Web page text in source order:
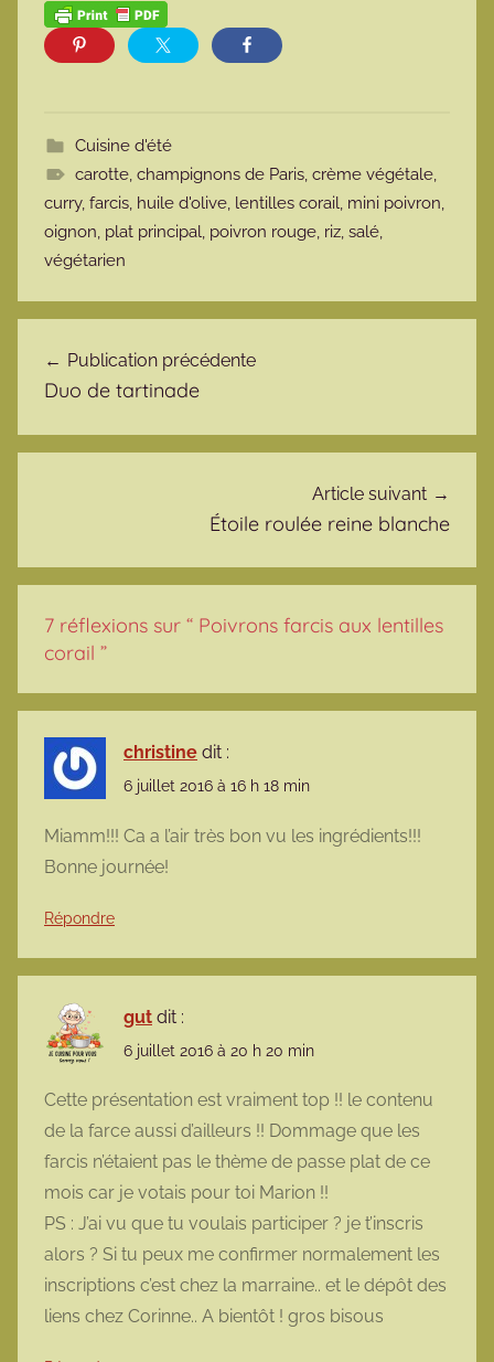
Cuisine d'été
carotte, champignons de Paris, crème végétale,
curry, farcis, huile d'olive, lentilles corail, mini poivron,
oignon, plat principal, poivron rouge, riz, salé,
végétarien
Publication précédente
Duo de tartinade
Article suivant
Étoile roulée reine blanche
7 réflexions sur “ Poivrons farcis aux lentilles
corail ”
christine dit :
6 juillet 2016 à 16 h 18 min
Miamm!!! Ca a l’air très bon vu les ingrédients!!!
Bonne journée!
Répondre
gut dit :
6 juillet 2016 à 20 h 20 min
Cette présentation est vraiment top !! le contenu
de la farce aussi d’ailleurs !! Dommage que les
farcis n’étaient pas le thème de passe plat de ce
mois car je votais pour toi Marion !!
PS : J’ai vu que tu voulais participer ? je t’inscris
alors ? Si tu peux me confirmer normalement les
inscriptions c’est chez la marraine.. et le dépôt des
liens chez Corinne.. A bientôt ! gros bisous